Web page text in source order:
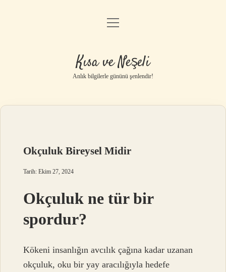
Anasayfa
Yasal Uyarı
menüyü
Kısa ve Neşeli
Anlık bilgilerle gününü şenlendir!
Okçuluk Bireysel Midir
Tarih: Ekim 27, 2024
Okçuluk ne tür bir
spordur?
Kökeni insanlığın avcılık çağına kadar uzanan
okçuluk, oku bir yay aracılığıyla hedefe